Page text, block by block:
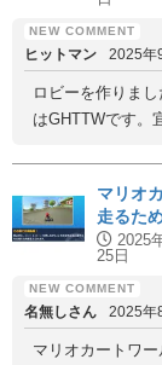
ヒットマン 2025年
ロビーを作りま
はGHTTWです。
マリオ
走るた
2025
25日
名無しさん 2025年
マリオカートワ